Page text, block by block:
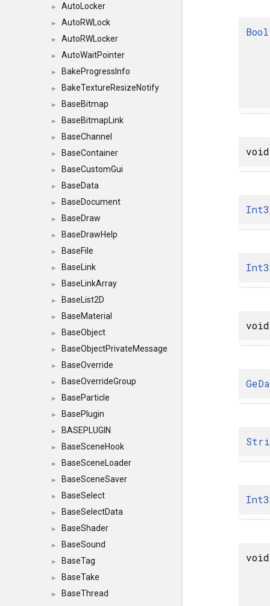
► AutoLocker
► AutoRWLock
► AutoRWLocker
► AutoWaitPointer
► BakeProgressInfo
► BakeTextureResizeNotify
► BaseBitmap
► BaseBitmapLink
► BaseChannel
► BaseContainer
► BaseCustomGui
► BaseData
► BaseDocument
► BaseDraw
► BaseDrawHelp
► BaseFile
► BaseLink
► BaseLinkArray
► BaseList2D
► BaseMaterial
► BaseObject
► BaseObjectPrivateMessage
► BaseOverride
► BaseOverrideGroup
► BaseParticle
► BasePlugin
► BASEPLUGIN
► BaseSceneHook
► BaseSceneLoader
► BaseSceneSaver
► BaseSelect
► BaseSelectData
► BaseShader
► BaseSound
► BaseTag
► BaseTake
►
BaseThread
Bool
void